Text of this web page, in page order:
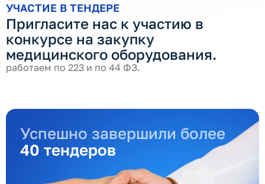
УЧАСТИЕ В ТЕНДЕРЕ
Пригласите нас к участию в
конкурсе на закупку
медицинского оборудования.
работаем по 223 и по 44 ФЗ.
Успешно завершили более
40 тендеров